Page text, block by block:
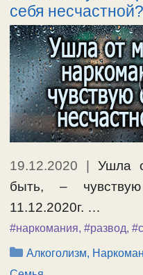
себя несчастной?
19.12.2020 | Ушла
быть, –
11.12.2020г. …
#наркомания, #развод,
Рубрики
Алкоголизм,